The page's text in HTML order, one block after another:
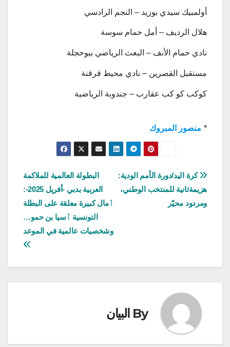
أولمبيك سيدي بوزيد – النجم الرادسي
هلال الرديف – أمل حمام سوسة
نادي حمام الأنف – البعث الرياضي ببوحجلة
مستقبل القصرين – نادي محيط قرقنة
کوکب کو کب عقارب – جندوبة الرياضية
* منصور المبروك
تصفّح
المقالات
البطولة العالمية للملاكمة
العربية بدبي -أفريل 2025-:
ٱمال كبيرة معلقة على البطلة
التونسية ٱسيا بن حمو…
وشخصيات عالمية في الموعد
كرة اليد/دورة الأمم الودية:
هزيمةثانية للمنتخب الوطني،
ومردود محيّر
By البيان